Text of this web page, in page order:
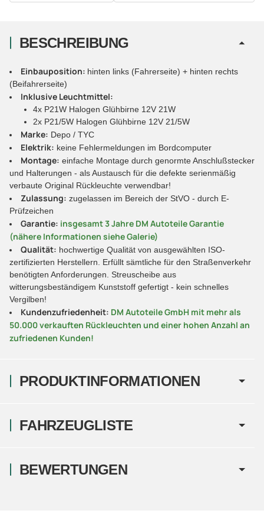
PRODUKTINFORMATIONEN
BESCHREIBUNG
Einbauposition: hinten links (Fahrerseite) + hinten rechts
(Beifahrerseite)
Inklusive Leuchtmittel:
4x P21W Halogen Glühbirne 12V 21W
2x P21/5W Halogen Glühbirne 12V 21/5W
Marke: Depo / TYC
Elektrik: keine Fehlermeldungen im Bordcomputer
Montage: einfache Montage durch genormte Anschlußstecker
und Halterungen - als Austausch für die defekte serienmäßig
verbaute Original Rückleuchte verwendbar!
Zulassung: zugelassen im Bereich der StVO - durch E-
Prüfzeichen
Garantie: insgesamt 3 Jahre DM Autoteile Garantie
(nähere Informationen siehe Galerie)
Qualität: hochwertige Qualität von ausgewählten ISO-
zertifizierten Herstellern. Erfüllt sämtliche für den Straßenverkehr
benötigten Anforderungen. Streuscheibe aus
witterungsbeständigem Kunststoff gefertigt - kein schnelles
Vergilben!
Kundenzufriedenheit: DM Autoteile GmbH mit mehr als
50.000 verkauften Rückleuchten und einer hohen Anzahl an
zufriedenen Kunden!
FAHRZEUGLISTE
BEWERTUNGEN